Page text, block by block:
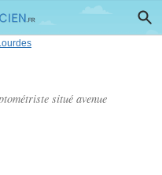
situé avenue